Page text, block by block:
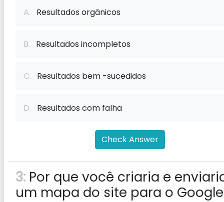
A. Resultados orgânicos
B. Resultados incompletos
C. Resultados bem -sucedidos
D. Resultados com falha
Check Answer
3: Por que você criaria e
um mapa do site para o